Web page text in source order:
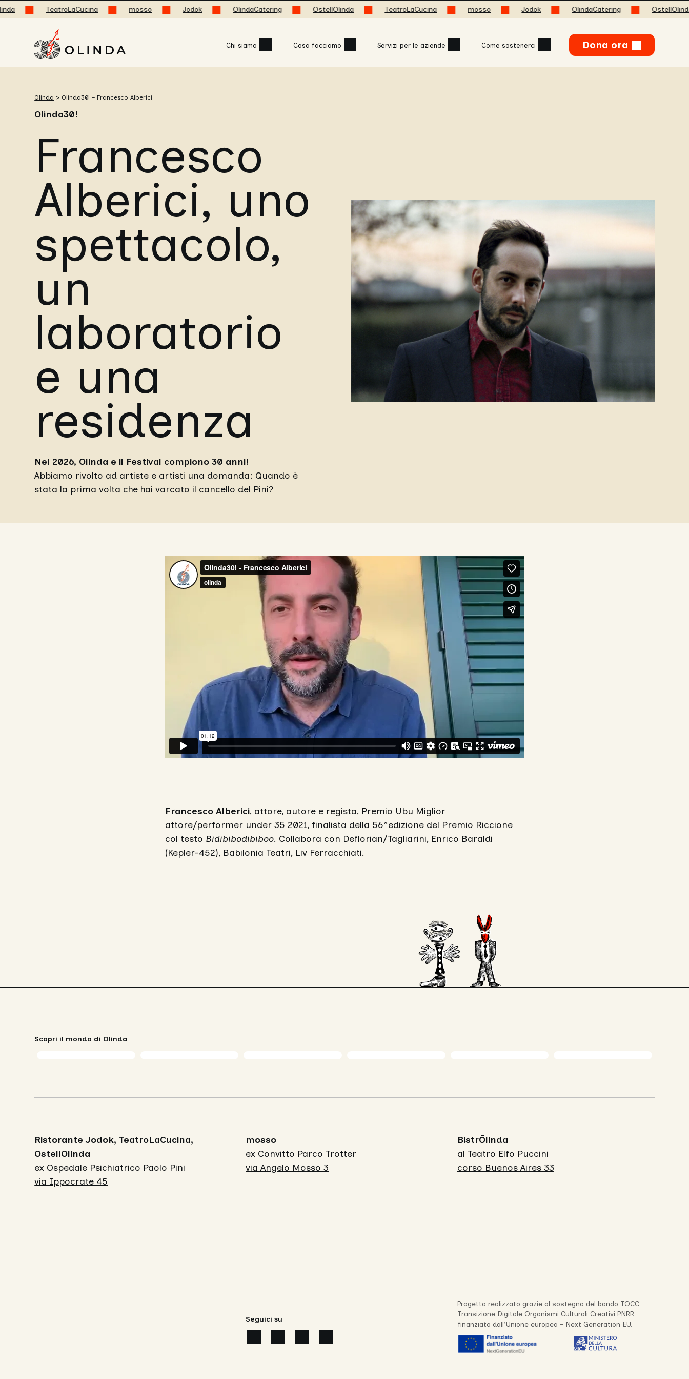
TeatroLaCucina OlindaCatering OstellOlinda TeatroLaCucina OlindaCatering OstellOlinda
Chi siamo Cosa facciamo Servizi per le aziende Come sostenerci Dona ora
Olinda > Olinda30! – Francesco Alberici
Olinda30!
Francesco
Alberici, uno
spettacolo,
un
laboratorio
e una
residenza
Nel 2026, Olinda e il Festival compiono 30 anni!
Abbiamo rivolto ad artiste e artisti una domanda: Quando è
stata la prima volta che hai varcato il cancello del Pini?
Francesco Alberici, attore, autore e regista, Premio Ubu Miglior
attore/performer under 35 2021, finalista della 56^edizione del Premio Riccione
col testo Bidibibodibiboo. Collabora con Deflorian/Tagliarini, Enrico Baraldi
(Kepler-452), Babilonia Teatri, Liv Ferracchiati.
Scopri il mondo di Olinda
Ristorante Jodok, TeatroLaCucina,
OstellOlinda
ex Ospedale Psichiatrico Paolo Pini
via Ippocrate 45
mosso
ex Convitto Parco Trotter
via Angelo Mosso 3
BistrŌlinda
al Teatro Elfo Puccini
corso Buenos Aires 33
Seguici su
Progetto realizzato grazie al sostegno del bando TOCC
Transizione Digitale Organismi Culturali Creativi PNRR
finanziato dall’Unione europea – Next Generation EU.